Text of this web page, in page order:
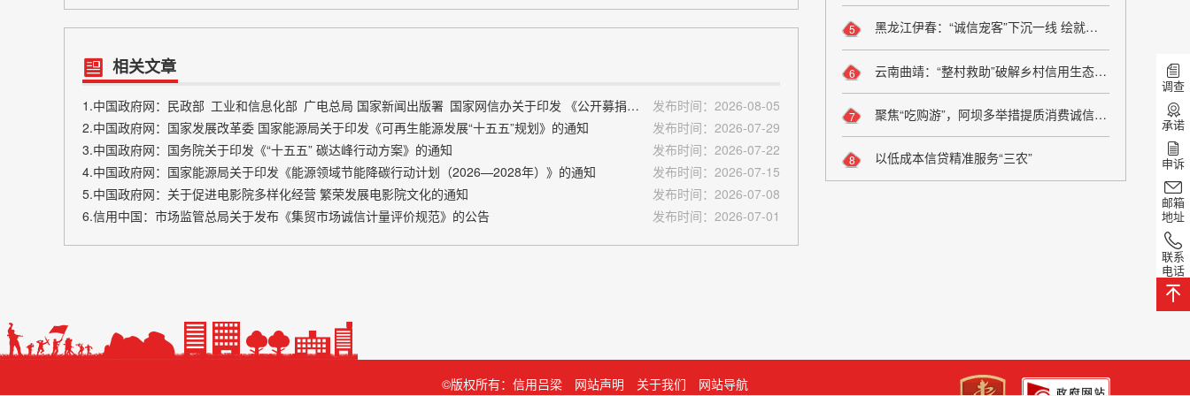
相关文章
1.中国政府网：民政部 工业和信息化部 广电总局 国家新闻出版署 国家网信办关于印发 《公开募捐平台服务管理办法》的通知
发布时间：2026-08-05
2.中国政府网：国家发展改革委 国家能源局关于印发《可再生能源发展“十五五”规划》的通知
发布时间：2026-07-29
3.中国政府网：国务院关于印发《“十五五” 碳达峰行动方案》的通知
发布时间：2026-07-22
4.中国政府网：国家能源局关于印发《能源领域节能降碳行动计划（2026—2028年）》的通知
发布时间：2026-07-15
5.中国政府网：关于促进电影院多样化经营 繁荣发展电影院文化的通知
发布时间：2026-07-08
6.信用中国：市场监管总局关于发布《集贸市场诚信计量评价规范》的公告
发布时间：2026-07-01
黑龙江伊春：“诚信宠客”下沉一线 绘就旅游服务新图景
5
云南曲靖：“整村救助”破解乡村信用生态修复难题
6
聚焦“吃购游”，阿坝多举措提质消费诚信维权
7
以低成本信贷精准服务“三农”
8
©版权所有：信用吕梁 网站声明 关于我们 网站导航
调查
承诺
申诉
邮箱
地址
联系
电话